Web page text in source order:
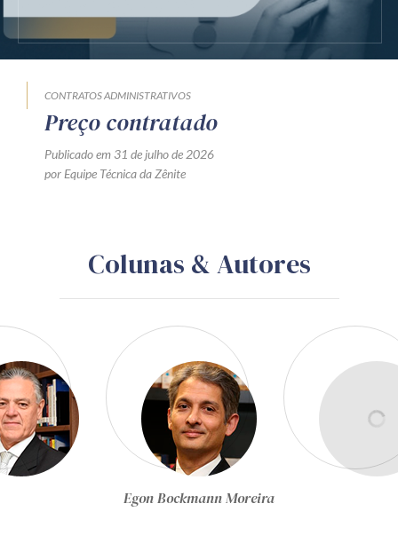
CONTRATOS ADMINISTRATIVOS
Preço contratado
Publicado em 31 de julho de 2026
por Equipe Técnica da Zênite
Colunas & Autores
Equipe Técnica da Zênite